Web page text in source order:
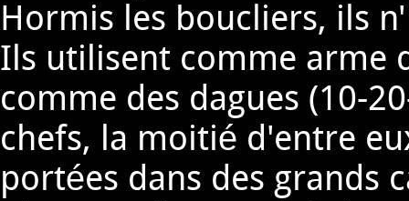
Hormis les boucliers, ils
Ils utilisent comme arme
comme des dagues (10-
chefs, la moitié d'entre
portées dans des grands